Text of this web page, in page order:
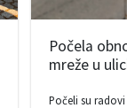
Počela
mreže u
Počeli su